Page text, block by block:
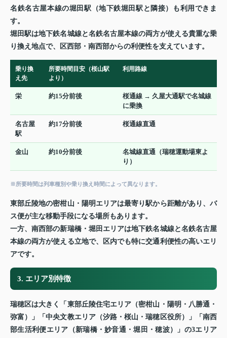
名鉄名古屋本線の堀田駅（地下鉄堀田駅と隣接）も利用できま
す。
堀田駅は地下鉄名城線と名鉄名古屋本線の両方が使える貴重な乗
り換え地点で、区西部・南西部からの利便性を支えています。
乗り換
え先
所要時間目安（桜山駅
より）
利用路線
栄 約15分前後
桜通線 → 久屋大通駅で名城線
に乗換
名古屋
駅
約17分前後 桜通線直通
金山 約10分前後
名城線直通（瑞穂運動場東よ
り）
※所要時間は列車種別や乗り換え時間によって異なります。
東部丘陵地の密柑山・陽明エリアは最寄り駅から距離があり、バ
ス便が主な移動手段になる場所もあります。
一方、南西部の新瑞橋・堀田エリアは地下鉄名城線と名鉄名古屋
本線の両方が使える立地で、区内でも特に交通利便性の高いエリ
アです。
3. エリア別特徴
瑞穂区は大きく「東部丘陵住宅エリア（密柑山・陽明・八勝通・
弥富）」「中央文教エリア（汐路・桜山・瑞穂区役所）」「南西
部生活利便エリア（新瑞橋・妙音通・堀田・穂波）」の3エリア